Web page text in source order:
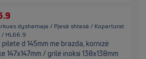
dyshemeje / Pjesë shtesë / Koperturat
HL66.9
pilete d 145mm me brazda, kornizë
147x147mm / grilë inoksi 138x138mm